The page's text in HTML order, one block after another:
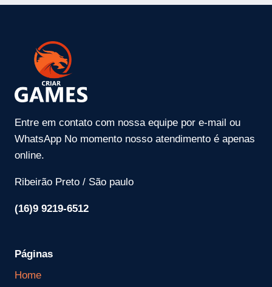
Entre em contato com nossa equipe por e-mail ou
WhatsApp No momento nosso atendimento é apenas
online.
Ribeirão Preto / São paulo
(16)9 9219-6512
Páginas
Home